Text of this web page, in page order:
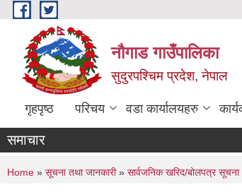
Skip to main content
नौगाड गाउँपालिका
सुदुरपश्चिम प्रदेश, नेपाल
गृहपृष्ठ परिचय वडा कार्यालयहरु
समाचार
You are here
Home » सूचना तथा जानकारी» सार्वजनिक खरिद/बोलपत्र सूचना